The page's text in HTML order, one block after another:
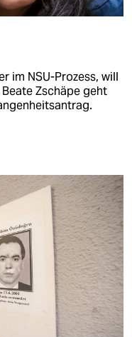
im NSU-Prozess, will
Zschäpe geht